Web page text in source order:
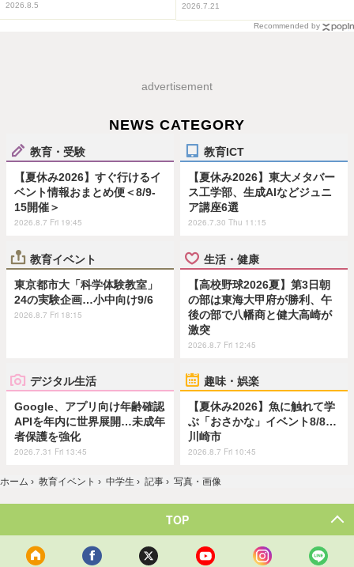
2026.8.5 2026.7.21
Recommended by
advertisement
NEWS CATEGORY
教育・受験
【夏休み2026】すぐ行けるイ
ベント情報おまとめ便＜8/9-
15開催＞
2026.8.7 Fri 19:45
教育ICT
【夏休み2026】東大メタバー
ス工学部、生成AIなどジュニ
ア講座6選
2026.7.30 Thu 11:15
教育イベント
東京都市大「科学体験教室」
24の実験企画…小中向け9/6
2026.8.7 Fri 18:15
生活・健康
【高校野球2026夏】第3日朝
の部は東海大甲府が勝利、午
後の部で八幡商と健大高崎が
激突
2026.8.7 Fri 12:45
デジタル生活
Google、アプリ向け年齢確認
APIを年内に世界展開…未成年
者保護を強化
2026.7.31 Fri 13:45
趣味・娯楽
【夏休み2026】魚に触れて学
ぶ「おさかな」イベント8/8…
川崎市
2026.8.7 Fri 10:45
ホーム › 教育イベント › 中学生 › 記事 › 写真・画像
TOP